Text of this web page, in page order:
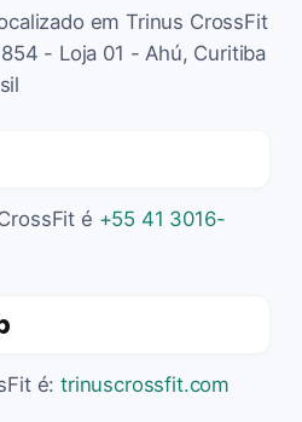
em Trinus CrossFit
- Loja 01 - Ahú, Curitiba
é +55 41 3016-
é:trinuscrossfit.com